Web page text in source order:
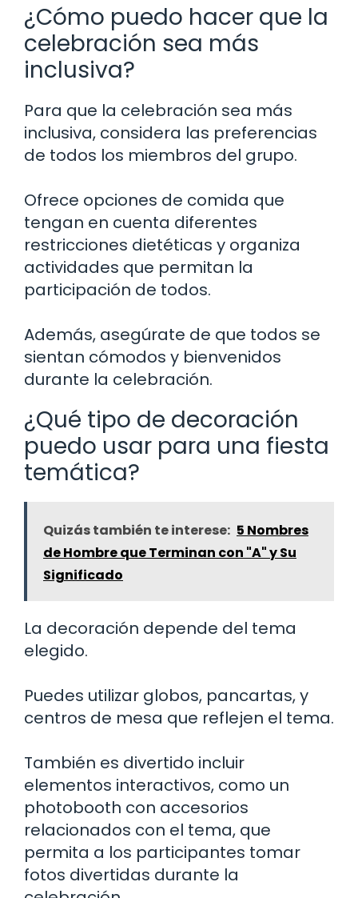
¿Cómo puedo hacer que la
celebración sea más
inclusiva?
Para que la celebración sea más
inclusiva, considera las preferencias
de todos los miembros del grupo.
Ofrece opciones de comida que
tengan en cuenta diferentes
restricciones dietéticas y organiza
actividades que permitan la
participación de todos.
Además, asegúrate de que todos se
sientan cómodos y bienvenidos
durante la celebración.
¿Qué tipo de decoración
puedo usar para una fiesta
temática?
Quizás también te interese: 5 Nombres
de Hombre que Terminan con "A" y Su
Significado
La decoración depende del tema
elegido.
Puedes utilizar globos, pancartas, y
centros de mesa que reflejen el tema.
También es divertido incluir
elementos interactivos, como un
photobooth con accesorios
relacionados con el tema, que
permita a los participantes tomar
fotos divertidas durante la